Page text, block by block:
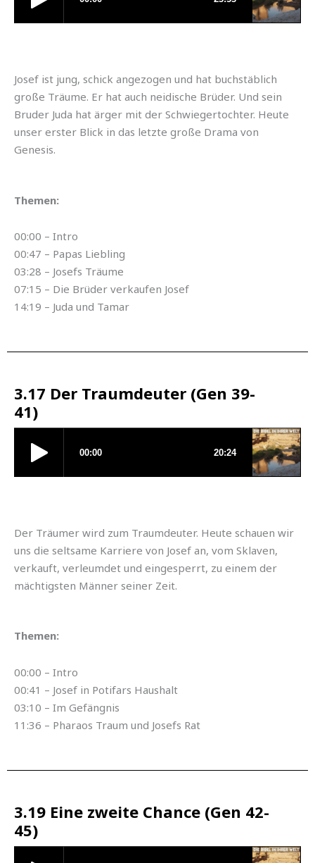
Josef ist jung, schick angezogen und hat buchstäblich
große Träume. Er hat auch neidische Brüder. Und sein
Bruder Juda hat ärger mit der Schwiegertochter. Heute
unser erster Blick in das letzte große Drama von
Genesis.
Themen:
00:00 – Intro
00:47 – Papas Liebling
03:28 – Josefs Träume
07:15 – Die Brüder verkaufen Josef
14:19 – Juda und Tamar
3.17 Der Traumdeuter (Gen 39-
41)
Der Träumer wird zum Traumdeuter. Heute schauen wir
uns die seltsame Karriere von Josef an, vom Sklaven,
verkauft, verleumdet und eingesperrt, zu einem der
mächtigsten Männer seiner Zeit.
Themen:
00:00 – Intro
00:41 – Josef in Potifars Haushalt
03:10 – Im Gefängnis
11:36 – Pharaos Traum und Josefs Rat
3.19 Eine zweite Chance (Gen 42-
45)